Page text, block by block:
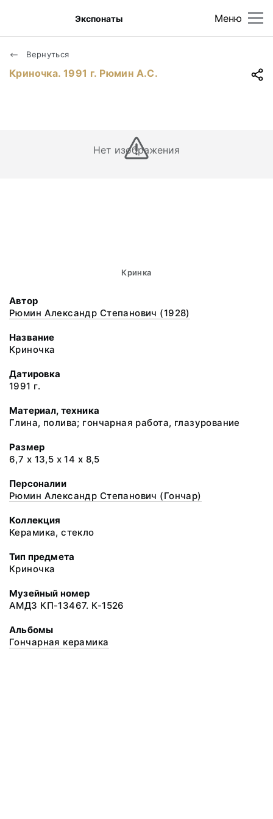
Меню
Экспонаты
Вернуться
Криночка. 1991 г. Рюмин А.С.
Нет изображения
Кринка
Автор
Рюмин Александр Степанович (1928)
Название
Криночка
Датировка
1991 г.
Материал, техника
Глина, полива; гончарная работа, глазурование
Размер
6,7 х 13,5 х 14 х 8,5
Персоналии
Рюмин Александр Степанович (Гончар)
Коллекция
Керамика, стекло
Тип предмета
Криночка
Музейный номер
АМДЗ КП-13467. К-1526
Альбомы
Гончарная керамика